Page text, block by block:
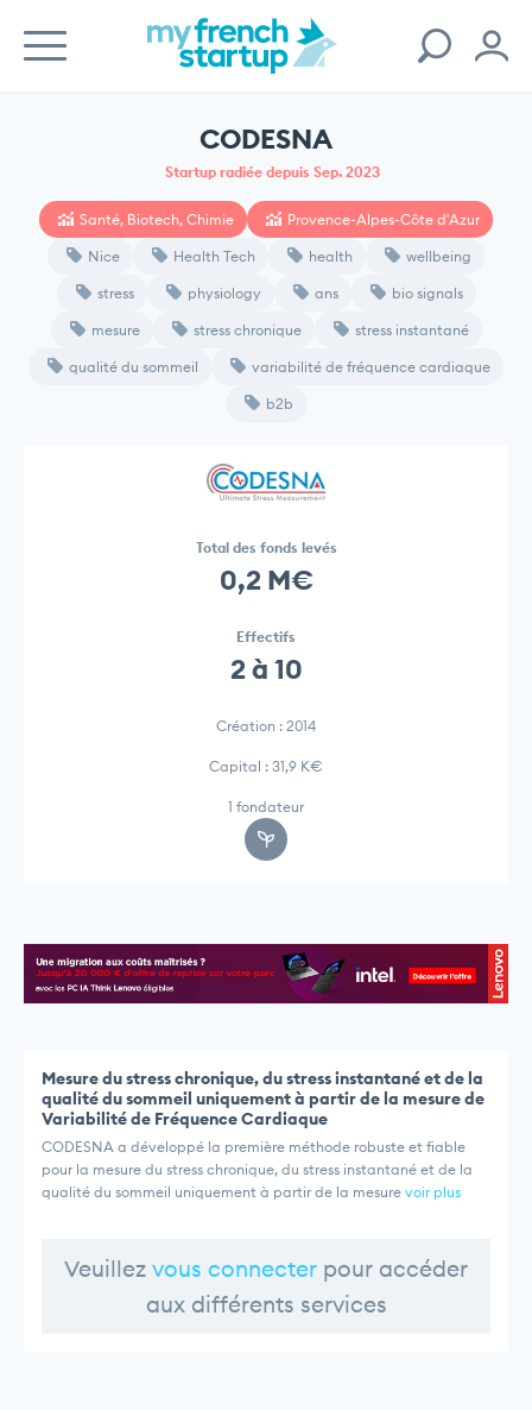
CODESNA
Startup radiée depuis Sep. 2023
Santé, Biotech, Chimie Provence-Alpes-Côte d'Azur
Nice Health Tech health wellbeing
stress physiology ans bio signals
mesure stress chronique stress instantané
qualité du sommeil variabilité de fréquence cardiaque
b2b
Total des fonds levés
0,2 M€
Effectifs
2 à 10
Création : 2014
Capital : 31,9 K€
1 fondateur
Mesure du stress chronique, du stress instantané et de la
qualité du sommeil uniquement à partir de la mesure de
Variabilité de Fréquence Cardiaque
CODESNA a développé la première méthode robuste et fiable
pour la mesure du stress chronique, du stress instantané et de la
qualité du sommeil uniquement à partir de la mesure voir plus
Veuillez vous connecter pour accéder
aux différents services